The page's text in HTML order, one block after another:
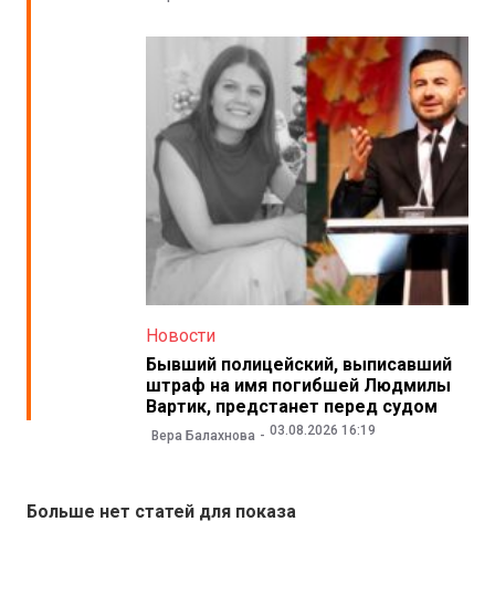
Новости
Бывший полицейский, выписавший
штраф на имя погибшей Людмилы
Вартик, предстанет перед судом
Вера Балахнова 03.08.2026 16:19
Больше нет статей для показа